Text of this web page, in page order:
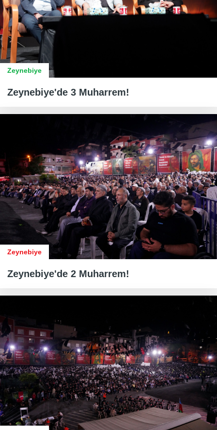
Zeynebiye
Zeynebiye'de 3 Muharrem!
Zeynebiye
Zeynebiye'de 2 Muharrem!